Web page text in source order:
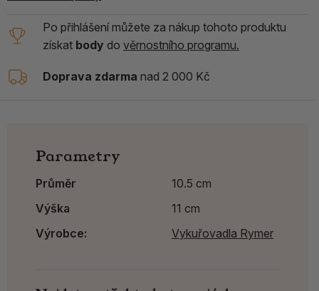
Po přihlášení můžete za nákup tohoto produktu
získat body do věrnostního programu.
Doprava zdarma nad 2 000 Kč
Parametry
Průměr
10.5 cm
Výška
11 cm
Výrobce:
Vykuřovadla Rymer